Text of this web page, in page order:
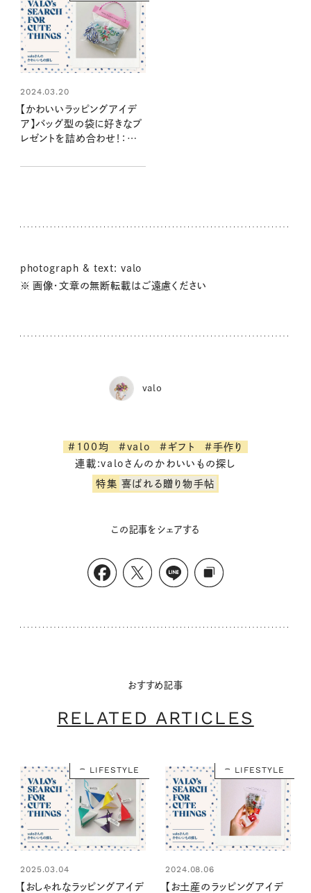
2024.03.20
【かわいいラッピングアイデ
ア】バッグ型の袋に好きなプ
レゼントを詰め合わせ！：
し #08
photograph & text: valo
※ 画像・文章の無断転載はご遠慮ください
valo
#100均 #valo #ギフト
#手作り
連載:valoさんのかわいいもの探し
特集 喜ばれる贈り物手帖
この記事をシェアする
おすすめ記事
RELATED ARTICLES
LIFESTYLE
2025.03.04
【おしゃれなラッピングアイデ
LIFESTYLE
2024.08.06
【お土産のラッピングアイデ